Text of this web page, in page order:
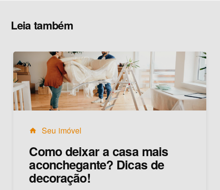
Leia também
home Seu imóvel
Como deixar a casa mais
aconchegante? Dicas de
decoração!